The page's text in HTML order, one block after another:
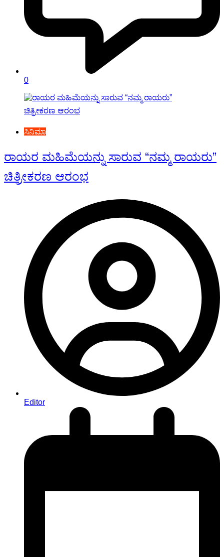
0
ಸಿನಿಮಾ
ರಾಯರ ಮಹಿಮೆಯನ್ನು ಸಾರುವ “ನಮ್ಮ ರಾಯರು”
ಚಿತ್ರೀಕರಣ ಆರಂಭ
Editor